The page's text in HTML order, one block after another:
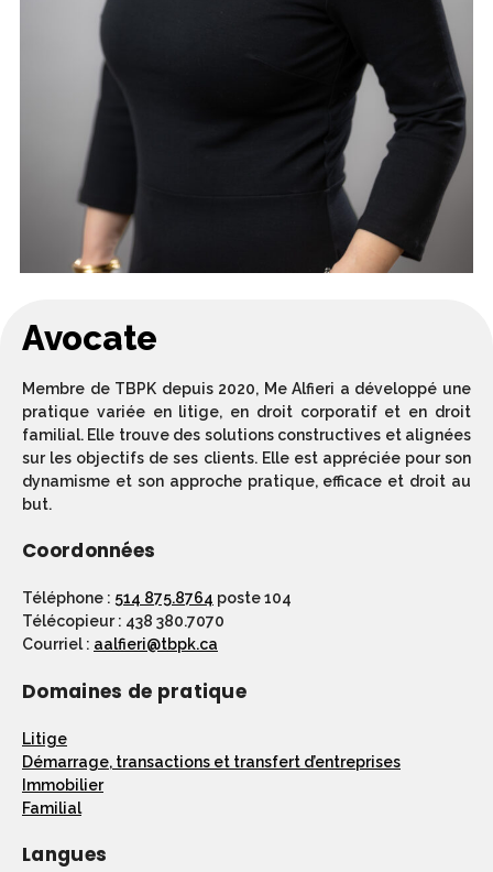
Avocate
Membre de TBPK depuis 2020, Me Alfieri a développé une
pratique variée en litige, en droit corporatif et en droit
familial. Elle trouve des solutions constructives et alignées
sur les objectifs de ses clients. Elle est appréciée pour son
dynamisme et son approche pratique, efficace et droit au
but.
Coordonnées
Téléphone : 514 875.8764 poste 104
Télécopieur : 438 380.7070
Courriel : aalfieri@tbpk.ca
Domaines de pratique
Litige
Démarrage, transactions et transfert d’entreprises
Immobilier
Familial
Langues